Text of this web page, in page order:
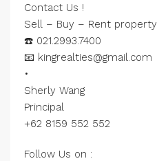
Contact Us !
Sell – Buy – Rent property
☎️ 021.2993.7400
📧 kingrealties@gmail.com
•
Sherly Wang
Principal
+62 8159 552 552
Follow Us on :